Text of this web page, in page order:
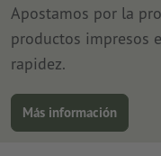
Apostamos por la
productos impresos
rapidez.
Más información